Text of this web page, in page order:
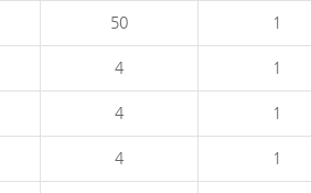
50 1
4 1
4 1
4 1